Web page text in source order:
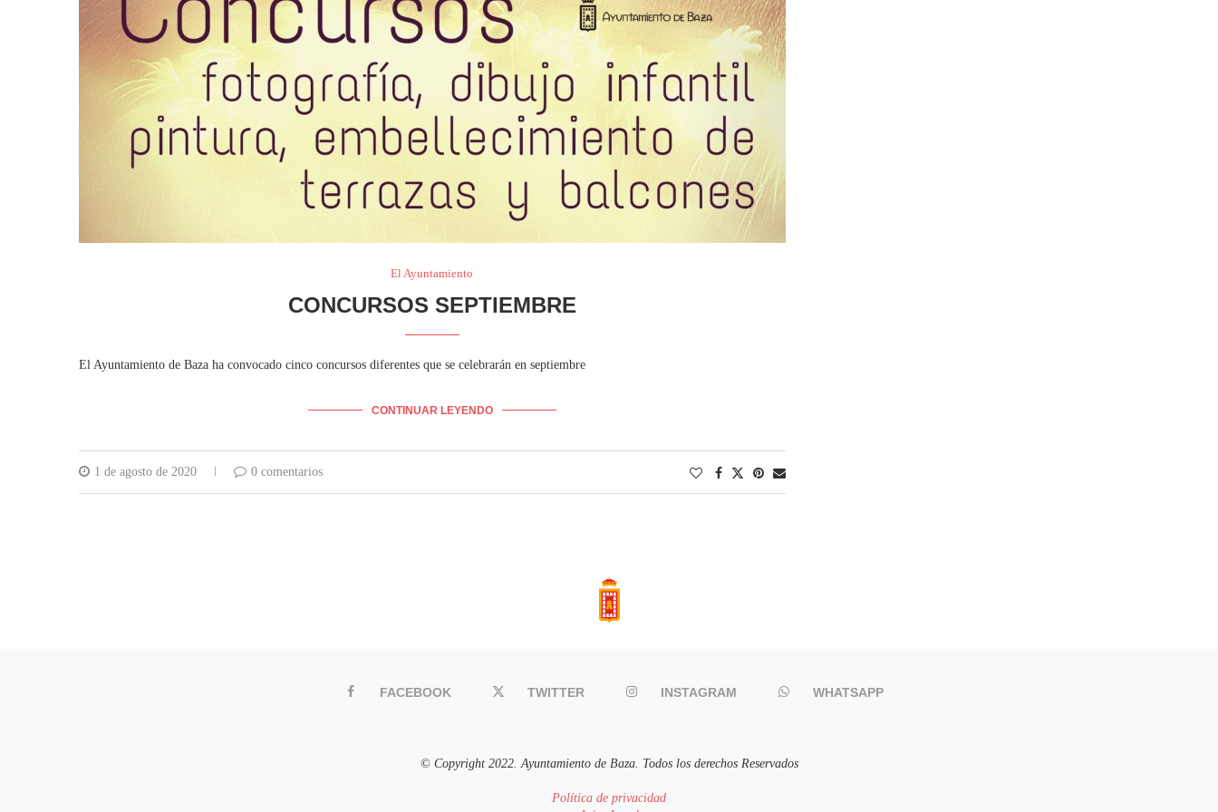
El Ayuntamiento
CONCURSOS SEPTIEMBRE
El Ayuntamiento de Baza ha convocado cinco concursos diferentes que se celebrarán en septiembre
CONTINUAR LEYENDO
1 de agosto de 2020 0 comentarios
FACEBOOK TWITTER INSTAGRAM WHATSAPP
© Copyright 2022. Ayuntamiento de Baza. Todos los derechos Reservados
Política de privacidad